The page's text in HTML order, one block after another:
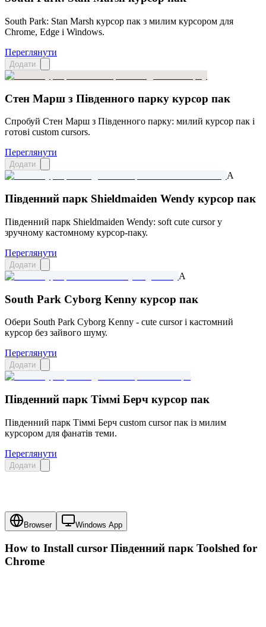
South Park: Stan Marsh курсор пак з милим курсором для
Chrome, Edge і Windows.
Переглянути
Додати
Стен Марш з Південного парку курсор пак
Спробуй Стен Марш з Південного парку: милий курсор пак і
готові custom cursors.
Переглянути
Додати
A
Південний парк Shieldmaiden Wendy курсор пак
Південний парк Shieldmaiden Wendy: soft cute cursor у
зручному кастомному курсор-паку.
Переглянути
Додати
A
South Park Cyborg Kenny курсор пак
Обери South Park Cyborg Kenny - cute cursor і кастомний
курсор без зайвого шуму.
Переглянути
Додати
Південний парк Тіммі Берч курсор пак
Південний парк Тіммі Берч custom cursor пак із милим
курсором для фанатів теми.
Переглянути
Додати
Browser Windows App
How to Install cursor Південний парк Toolshed for
Chrome